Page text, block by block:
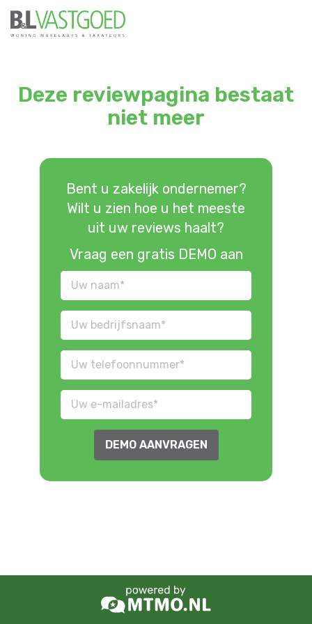
Deze reviewpagina bestaat
niet meer
Bent u zakelijk ondernemer?
Wilt u zien hoe u het meeste
uit uw reviews haalt?
Vraag een gratis DEMO aan